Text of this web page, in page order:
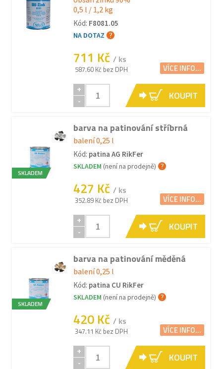
0,5 l / 1,2 kg
Kód: F8081.05
NA DOTAZ
711 Kč / ks
587.60 Kč bez DPH VÍCE INFO...
+
-
KOUPIT
SKLADEM
barva na patinování stříbrná
balení 0,25 l
Kód: patina AG RikFer
SKLADEM (není na prodejně)
427 Kč / ks
352.89 Kč bez DPH VÍCE INFO...
+
-
KOUPIT
SKLADEM
barva na patinování měděná
balení 0,25 l
Kód: patina CU RikFer
SKLADEM (není na prodejně)
420 Kč / ks
347.11 Kč bez DPH VÍCE INFO...
+
-
KOUPIT